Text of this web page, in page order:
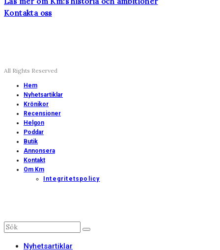
Kontakta oss
All Rights Reserved
Hem
Nyhetsartiklar
Krönikor
Recensioner
Helgon
Poddar
Butik
Annonsera
Kontakt
Om Km
Integritetspolicy
Nyhetsartiklar